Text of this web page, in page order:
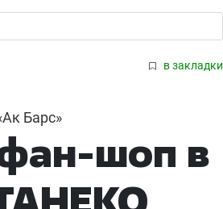
в закладки
Барс»
шоп в